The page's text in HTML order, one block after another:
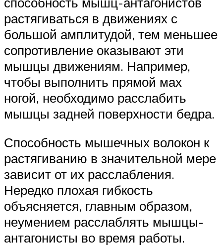
растягиваться в движениях с
большой амплитудой, тем меньшее
сопротивление оказывают эти
мышцы движениям. Например,
чтобы выполнить прямой мах
ногой, необходимо расслабить
мышцы задней поверхности бедра.
Способность мышечных волокон к
растягиванию в значительной мере
зависит от их расслабления.
Нередко плохая гибкость
объясняется, главным образом,
неумением расслаблять мышцы-
антагонисты во время работы.